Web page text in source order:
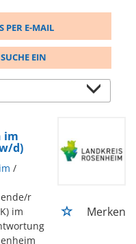
PER E-MAIL
EIN
im
d)
/
r
im
Merken